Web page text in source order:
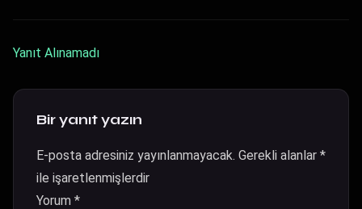
Yanıt Alınamadı
Bir yanıt yazın
E-posta adresiniz yayınlanmayacak. Gerekli alanlar *
ile işaretlenmişlerdir
Yorum *